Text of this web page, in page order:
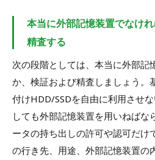
本当に外部記憶装置でなけ
精査する
次の段階としては、本当に外部記
か、検証および精査しましょう。
付けHDD/SSDを自由に利用させ
しても外部記憶装置を用いねばな
ータの持ち出しの許可や認可だけ
の行き先、用途、外部記憶装置の